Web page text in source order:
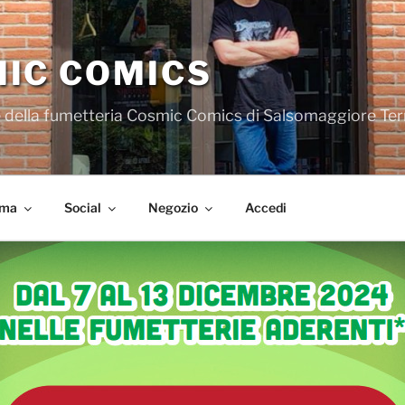
COMICS
fumetteria Cosmic Comics di Salsomaggiore
Social Negozio Accedi